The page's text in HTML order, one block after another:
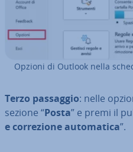
Opzioni di Outlook nella
Terzo passaggio: nelle
sezione “Posta” e premi il
e cor­re­zio­ne au­to­ma­ti­ca”.